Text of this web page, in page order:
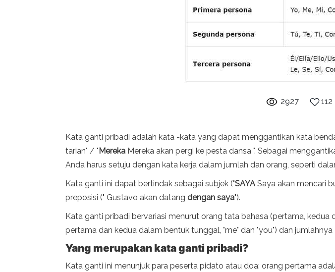
2927 112
Kata ganti pribadi adalah kata -kata yang dapat menggantikan kata
tarian" / "Mereka Mereka akan pergi ke pesta dansa ". Sebagai
Anda harus setuju dengan kata kerja dalam jumlah dan orang, seperti
Kata ganti ini dapat bertindak sebagai subjek ("SAYASaya akan mencari
preposisi (" Gustavo akan datang dengan saya").
Kata ganti pribadi bervariasi menurut orang tata bahasa (pertama,
pertama dan kedua dalam bentuk tunggal, "me" dan "you") dan
Yang merupakan kata ganti pribadi?
Kata ganti ini menunjuk para peserta pidato atau doa: orang pertama